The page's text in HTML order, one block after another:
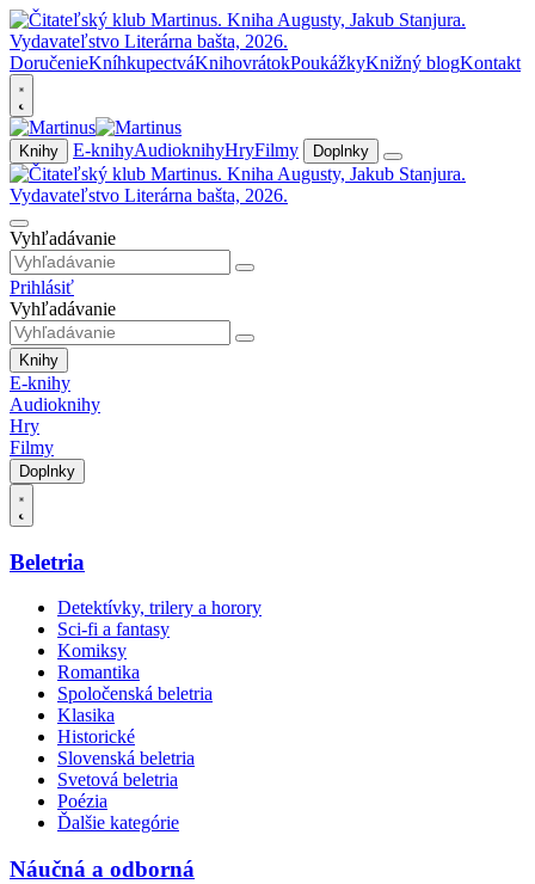
DoručenieKníhkupectváKnihovrátokPoukážkyKnižný blogKontakt
Knihy E-knihyAudioknihyHryFilmy Doplnky
Vyhľadávanie
Prihlásiť
Vyhľadávanie
Knihy
E-knihy
Audioknihy
Hry
Filmy
Doplnky
Beletria
Detektívky, trilery a horory
Sci-fi a fantasy
Komiksy
Romantika
Spoločenská beletria
Klasika
Historické
Slovenská beletria
Svetová beletria
Poézia
Ďalšie kategórie
Náučná a odborná